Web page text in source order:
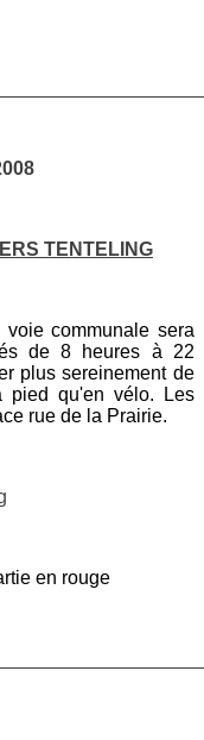
TENTELING
communale sera
de 8 heures à 22
plus sereinement de
pied qu'en vélo. Les
rue de la Prairie.
en rouge